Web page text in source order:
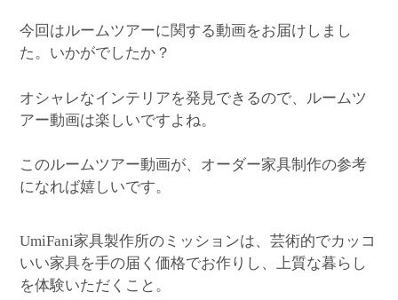
今回はルームツアーに関する動画をお届けしまし
た。いかがでしたか？
オシャレなインテリアを発見できるので、ルームツ
アー動画は楽しいですよね。
このルームツアー動画が、オーダー家具制作の参考
になれば嬉しいです。
UmiFani家具製作所のミッションは、芸術的でカッコ
いい家具を手の届く価格でお作りし、上質な暮らし
を体験いただくこと。